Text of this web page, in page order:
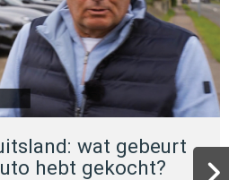
wat gebeurt
hebt gekocht?